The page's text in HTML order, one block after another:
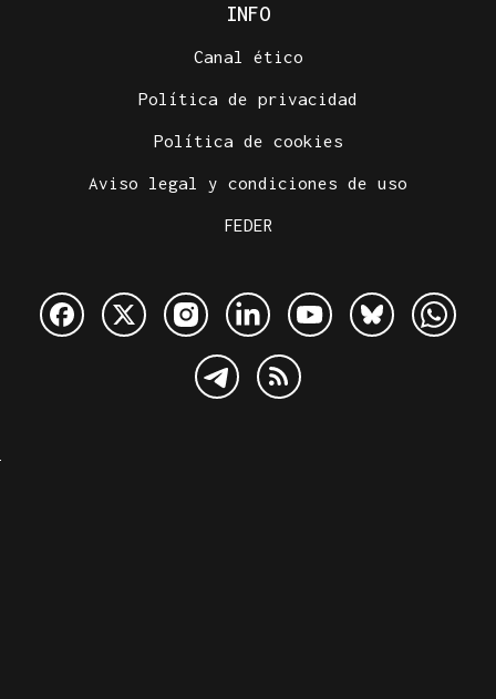
INFO
Canal ético
Política de privacidad
Política de cookies
Aviso legal y condiciones de uso
FEDER